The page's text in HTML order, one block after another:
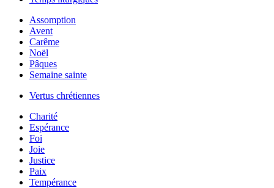
Assomption
Avent
Carême
Noël
Pâques
Semaine sainte
Vertus chrétiennes
Charité
Espérance
Foi
Joie
Justice
Paix
Tempérance